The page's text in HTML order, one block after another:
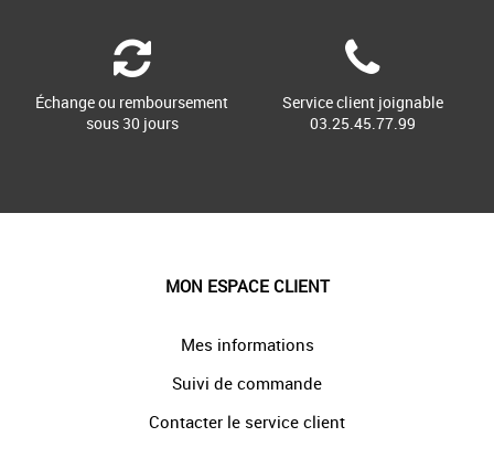
Échange ou remboursement
sous 30 jours
Service client joignable
03.25.45.77.99
MON ESPACE CLIENT
Mes informations
Suivi de commande
Contacter le service client